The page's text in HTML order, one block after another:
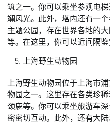
筑之一。你可以乘坐参观电
斓风光。此外，塔内还有一
主题公园，存在世界各地的
等。在这里，你可以近间隔
上海野生动物园
上海野生动物园位于上海市
物园之一。这里存在各类珍
颈鹿等。你可以乘坐旅游车
密密切互动。此外，还有大